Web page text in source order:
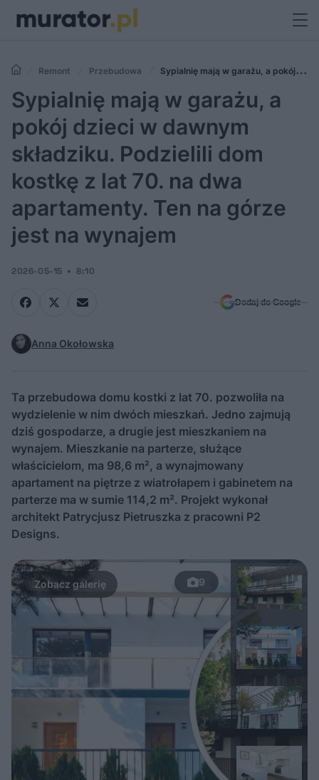
Remont Przebudowa
Sypialnię mają w garażu, a pokój
dzieci w dawnym składziku. Podzielili dom kostkę z lat 70. na dwa
apartamenty. Ten na górze jest na wynajem
Sypialnię mają w garażu, a
pokój dzieci w dawnym
składziku. Podzielili dom
kostkę z lat 70. na dwa
apartamenty. Ten na górze
jest na wynajem
2026-05-15 8:10
Dodaj do Google
Anna Okołowska
Ta przebudowa domu kostki z lat 70. pozwoliła na
wydzielenie w nim dwóch mieszkań. Jedno zajmują
dziś gospodarze, a drugie jest mieszkaniem na
wynajem. Mieszkanie na parterze, służące
właścicielom, ma 98,6 m², a wynajmowany
apartament na piętrze z wiatrołapem i gabinetem na
parterze ma w sumie 114,2 m². Projekt wykonał
architekt Patrycjusz Pietruszka z pracowni P2
Designs.
9